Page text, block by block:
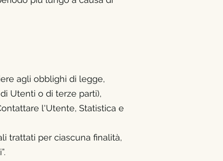
agli obblighi di legge,
Utenti o di terze parti),
l'Utente, Statistica e
trattati per ciascuna finalità,